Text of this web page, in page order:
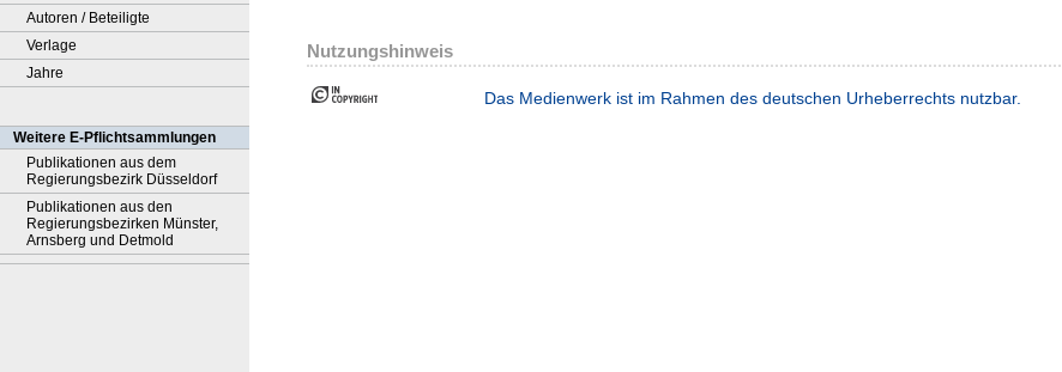
Autoren / Beteiligte
Verlage
Jahre
Weitere E-Pflichtsammlungen
Publikationen aus dem
Regierungsbezirk Düsseldorf
Publikationen aus den
Regierungsbezirken Münster,
Arnsberg und Detmold
Nutzungshinweis
Das Medienwerk ist im Rahmen des deutschen Urheberrechts nutzbar.